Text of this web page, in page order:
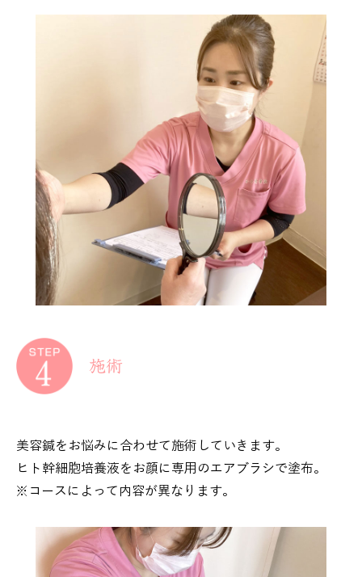
施術
美容鍼をお悩みに合わせて施術していきます。
ヒト幹細胞培養液をお顔に専用のエアブラシで塗布。
※コースによって内容が異なります。